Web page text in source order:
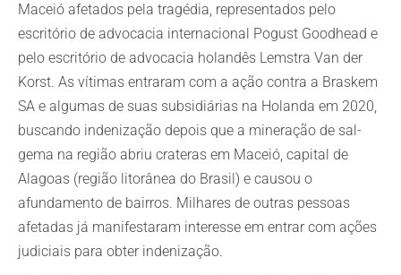
Maceió afetados pela tragédia, representados pelo
escritório de advocacia internacional Pogust Goodhead e
pelo escritório de advocacia holandês Lemstra Van der
Korst. As vítimas entraram com a ação contra a Braskem
SA e algumas de suas subsidiárias na Holanda em 2020,
buscando indenização depois que a mineração de sal-
gema na região abriu crateras em Maceió, capital de
Alagoas (região litorânea do Brasil) e causou o
afundamento de bairros. Milhares de outras pessoas
afetadas já manifestaram interesse em entrar com ações
judiciais para obter indenização.